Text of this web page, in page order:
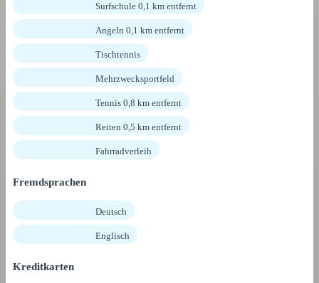
Surfschule 0,1 km entfernt
Angeln 0,1 km entfernt
Tischtennis
Mehrzwecksportfeld
Tennis 0,8 km entfernt
Reiten 0,5 km entfernt
Fahrradverleih
Fremdsprachen
Deutsch
Englisch
Kreditkarten